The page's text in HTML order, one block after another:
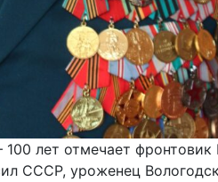
лет отмечает
СССР, уроженец